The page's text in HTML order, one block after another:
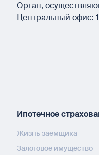
Орган,
Центральный офис:
Ипотечное
Жизнь заемщика
Залоговое имущество